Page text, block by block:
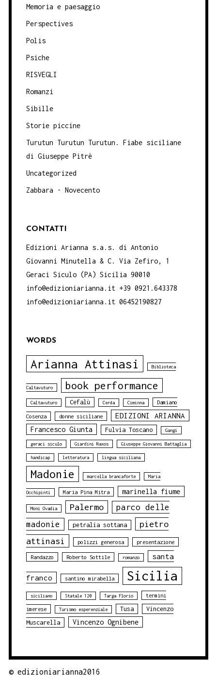
Memoria e paesaggio
Perspectives
Polis
Psiche
RISVEGLI
Romanzi
Sibille
Storie piccine
Turutun Turutun Turutun. Fiabe siciliane
di Giuseppe Pitrè
Uncategorized
Zabbara - Novecento
CONTATTI
Edizioni Arianna s.a.s. di Antonio
Giovanni Minutella & C. Via Zefiro, 1
Geraci Siculo (PA) Sicilia 90010
info@edizioniarianna.it +39 0921.643378
info@edizioniarianna.it 06452190827
WORDS
Arianna Attinasi Biblioteca
Caltavuturo book performance
Caltavuturo Cefalù Cerda Ciminna Damiano
Cosenza donne siciliane EDIZIONI ARIANNA
Francesco Giunta Fulvia Toscano Gangi
geraci siculo Giardini Naxos Giuseppe Giovanni Battaglia
handicap letteratura lingua siciliana
Madonie marcella brancaforte Maria
Occhipinti Maria Pina Mitra marinella fiume
Moni Ovadia Palermo
parco delle
madonie
petralia sottana
pietro
attinasi
polizzi generosa presentazione
Randazzo Roberto Sottile romanzo santa
franco santino mirabella Sicilia
siciliano Statale 120 Targa Florio termini
imerese Turismo esperenziale Tusa
Vincenzo
Muscarella
Vincenzo Ognibene
© edizioniarianna2016